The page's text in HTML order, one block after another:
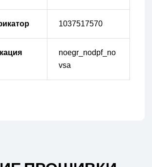
1037517570
noegr_nodpf_no
vsa